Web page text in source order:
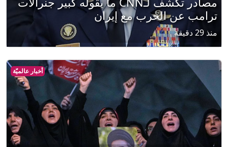
ترامب عن الحرب مع إيران
منذ 29 دقيقة
أخبار عالميّة